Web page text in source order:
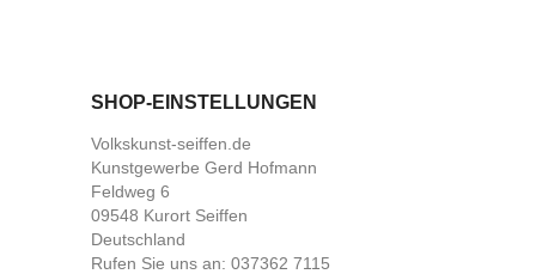
SHOP-EINSTELLUNGEN
Volkskunst-seiffen.de
Kunstgewerbe Gerd Hofmann
Feldweg 6
09548 Kurort Seiffen
Deutschland
Rufen Sie uns an: 037362 7115